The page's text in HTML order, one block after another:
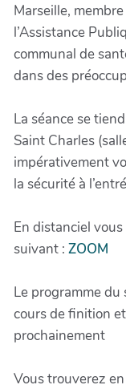
Marseille,
l’Assistance
communal de
dans des
La séance se
Saint Charles
impérativement
la sécurité à
En distanciel
suivant : ZOOM
Le programme du
cours de finition
prochainement
Vous trouverez